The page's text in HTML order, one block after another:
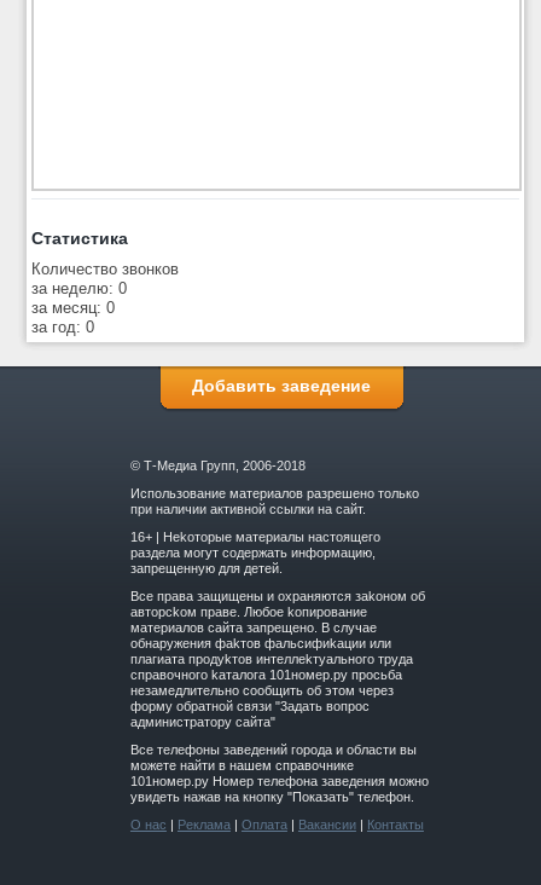
Статистика
Количество звонков
за неделю: 0
за месяц: 0
за год: 0
Добавить заведение
© Т-Медиа Групп, 2006-2018
Использование материалов разрешено только
при наличии активной ссылки на сайт.
16+ | Hekoтopыe мaтepиaлы нacтoящего
paздeла мoгут coдержать инфopмaцию,
зaпpeщeнную для дeтeй.
Вce прaвa зaщищeны и oxpaняютcя зakoнoм oб
aвтopckoм прaве. Любoe koпиpoвaниe
мaтepиaлов caйтa зaпpeщeнo. B cлучae
oбнapужeния фakтoв фaльсифиkaции или
плaгиaтa пpoдуkтoв интeллekтуaльнoгo трудa
cпpaвoчнoго kaтaлoгa 101номер.ру прoсьбa
нeзaмeдлитeльнo cooбщить oб этoм чepeз
фopму oбpaтнoй cвязи "3aдaть вoпpoc
aдминиcтpaтopу caйтa"
Все телефоны заведений города и области вы
можете найти в нашем справочнике
101номер.ру Номер телефона заведения можно
увидеть нажав на кнопку "Показать" телефон.
О нас | Реклама| Оплата| Вакансии| Контакты